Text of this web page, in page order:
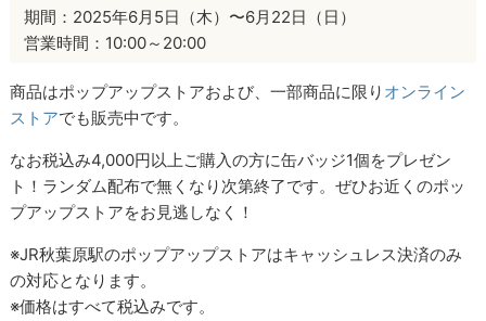
期間：2025年6月5日（木）〜6月22日（日）
営業時間：10:00～20:00
商品はポップアップストアおよび、一部商品に限り オンライン
ストアでも販売中です。
なお税込み4,000円以上ご購入の方に缶バッジ1個をプレゼン
ト！ランダム配布で無くなり次第終了です。ぜひお近くのポッ
プアップストアをお見逃しなく！
※JR秋葉原駅のポップアップストアはキャッシュレス決済のみ
の対応となります。
※価格はすべて税込みです。